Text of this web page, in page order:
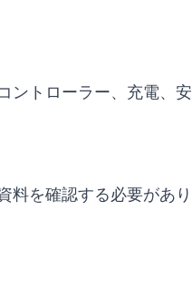
ントローラー、充電、安
料を確認する必要があり